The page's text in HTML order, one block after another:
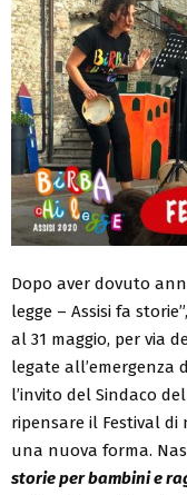
Dopo aver dovuto
legge – Assisi fa
al 31 maggio, per via
legate all’emergenza
l’invito del Sindaco
ripensare il Festival di
una nuova forma.
storie per bambini e